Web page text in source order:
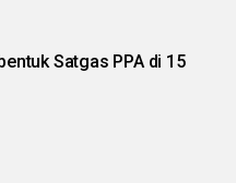
Satgas PPA di 15